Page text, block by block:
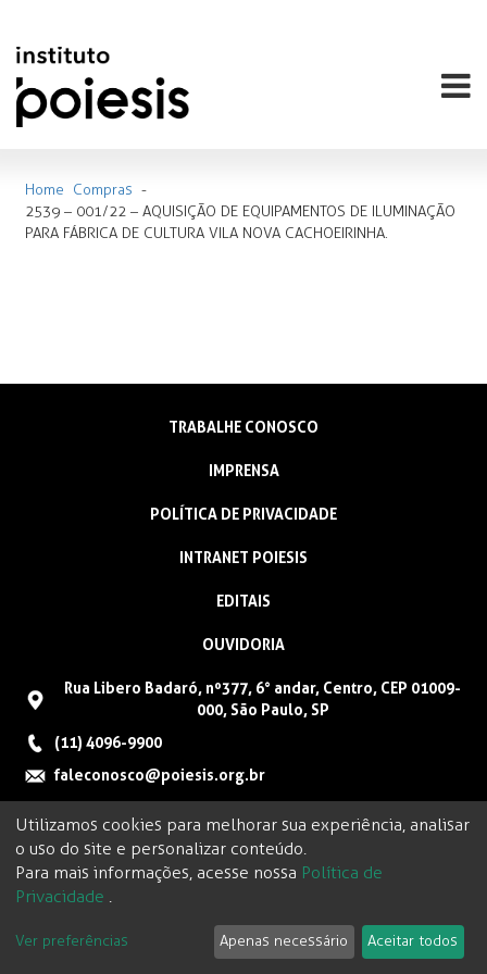
Home Compras -
2539 – 001/22 – AQUISIÇÃO DE EQUIPAMENTOS DE ILUMINAÇÃO
PARA FÁBRICA DE CULTURA VILA NOVA CACHOEIRINHA.
TRABALHE CONOSCO
IMPRENSA
POLÍTICA DE PRIVACIDADE
INTRANET POIESIS
EDITAIS
OUVIDORIA
Rua Libero Badaró, nº377, 6° andar, Centro, CEP 01009-
000, São Paulo, SP
(11) 4096-9900
faleconosco@poiesis.org.br
Utilizamos cookies para melhorar sua experiência, analisar
o uso do site e personalizar conteúdo.
Para mais informações, acesse nossa Política de
Privacidade .
Ver preferências Apenas necessário Aceitar todos